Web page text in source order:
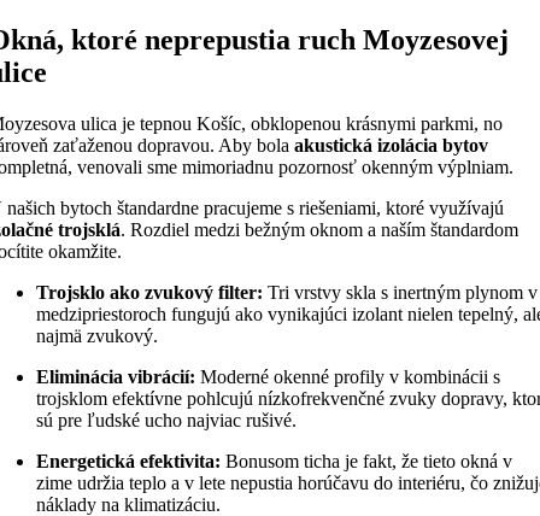
ktoré neprepustia ruch Moyzesovej
ulica je tepnou Košíc, obklopenou krásnymi parkmi, no
zaťaženou dopravou. Aby bolaakustická izolácia bytov
venovali sme mimoriadnu pozornosť okenným výplniam.
našich bytoch štandardne pracujeme s riešeniami, ktoré využívajú
trojsklá. Rozdiel medzi bežným oknom a naším štandardom
okamžite.
Trojsklo ako zvukový filter: Tri vrstvy skla s inertným plynom v
medzipriestoroch fungujú ako vynikajúci izolant nielen tepelný,
najmä zvukový.
Eliminácia vibrácií: Moderné okenné profily v kombinácii s
trojsklom efektívne pohlcujú nízkofrekvenčné zvuky dopravy,
sú pre ľudské ucho najviac rušivé.
Energetická efektivita: Bonusom ticha je fakt, že tieto okná v
zime udržia teplo a v lete nepustia horúčavu do interiéru, čo
náklady na klimatizáciu.